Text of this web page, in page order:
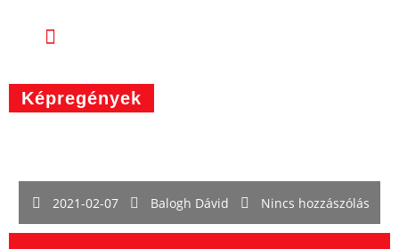
Képregények
2021-02-07 Balogh Dávid Nincs hozzászólás